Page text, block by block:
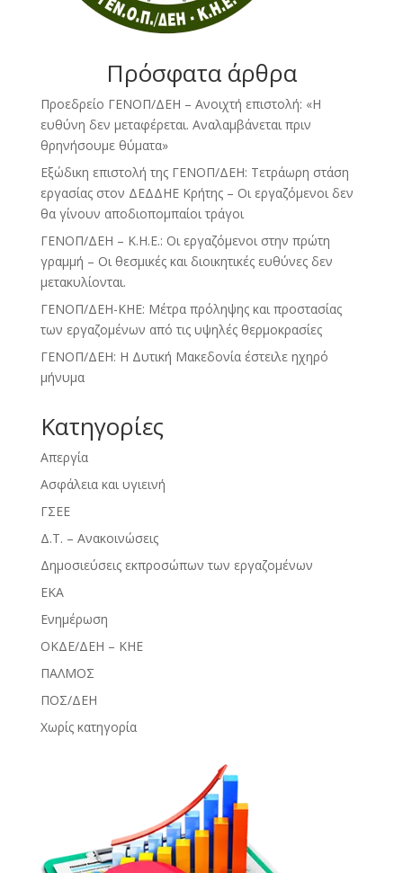
Πρόσφατα άρθρα
Προεδρείο ΓΕΝΟΠ/ΔΕΗ – Ανοιχτή επιστολή: «Η
ευθύνη δεν μεταφέρεται. Αναλαμβάνεται πριν
θρηνήσουμε θύματα»
Εξώδικη επιστολή της ΓΕΝΟΠ/ΔΕΗ: Τετράωρη στάση
εργασίας στον ΔΕΔΔΗΕ Κρήτης – Οι εργαζόμενοι δεν
θα γίνουν αποδιοπομπαίοι τράγοι
ΓΕΝΟΠ/ΔΕΗ – Κ.Η.Ε.: Οι εργαζόμενοι στην πρώτη
γραμμή – Οι θεσμικές και διοικητικές ευθύνες δεν
μετακυλίονται.
ΓΕΝΟΠ/ΔΕΗ-ΚΗΕ: Μέτρα πρόληψης και προστασίας
των εργαζομένων από τις υψηλές θερμοκρασίες
ΓΕΝΟΠ/ΔΕΗ: Η Δυτική Μακεδονία έστειλε ηχηρό
μήνυμα
Kατηγορίες
Απεργία
Ασφάλεια και υγιεινή
ΓΣΕΕ
Δ.Τ. – Ανακοινώσεις
Δημοσιεύσεις εκπροσώπων των εργαζομένων
ΕΚΑ
Ενημέρωση
ΟΚΔΕ/ΔΕΗ – ΚΗΕ
ΠΑΛΜΟΣ
ΠΟΣ/ΔΕΗ
Χωρίς κατηγορία